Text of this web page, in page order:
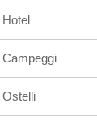
Hotel
Campeggi
Ostelli